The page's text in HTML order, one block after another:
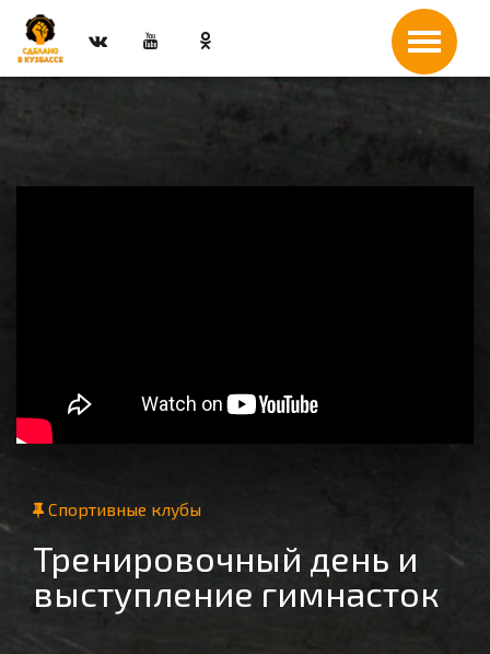
Спортивные клубы
Тренировочный день и
выступление гимнасток